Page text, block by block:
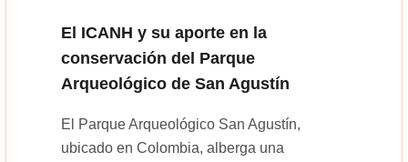
El ICANH y su aporte en la
conservación del Parque
Arqueológico de San Agustín
El Parque Arqueológico San Agustín,
ubicado en Colombia, alberga una